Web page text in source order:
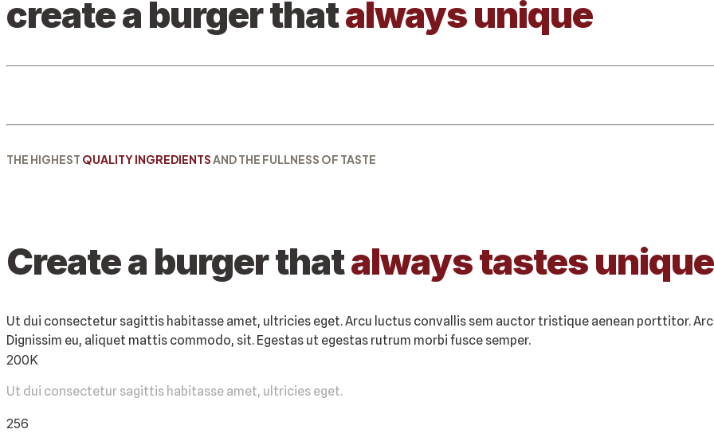
create a burger thatalways unique
THE HIGHEST QUALITY INGREDIENTSAND THE FULLNESS OF TASTE
Create a burger thatalways tastes unique
Ut dui consectetur sagittis habitasse amet, ultricies eget. Arcu luctus convallis sem auctor tristique aenean porttitor.
Dignissim eu, aliquet mattis commodo, sit. Egestas ut egestas rutrum morbi fusce semper.
200K
Ut dui consectetur sagittis habitasse amet, ultricies eget.
256